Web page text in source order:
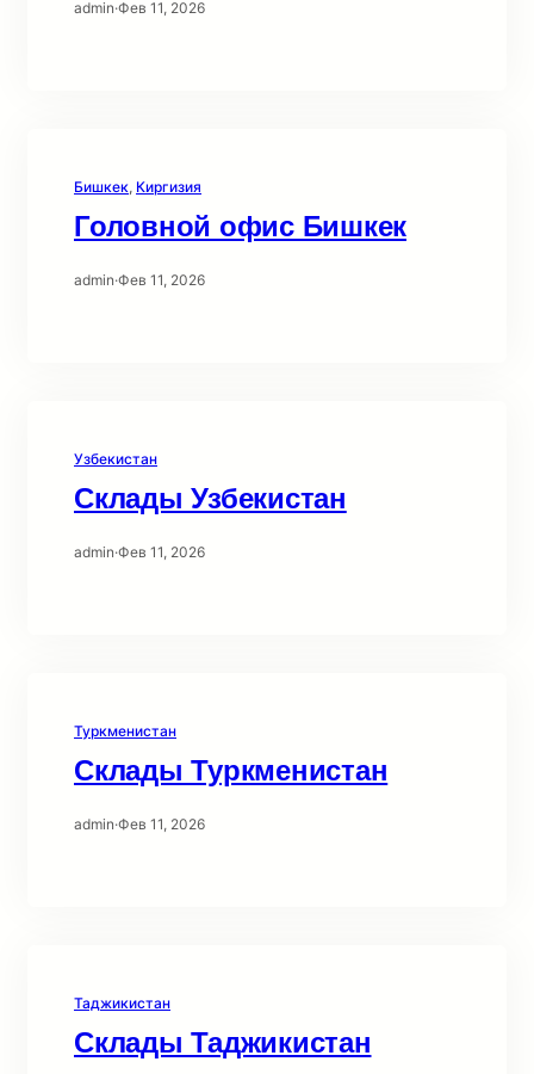
admin·Фев 11, 2026
Бишкек, Киргизия
Головной офис Бишкек
admin·Фев 11, 2026
Узбекистан
Склады Узбекистан
admin·Фев 11, 2026
Туркменистан
Склады Туркменистан
admin·Фев 11, 2026
Таджикистан
Склады Таджикистан